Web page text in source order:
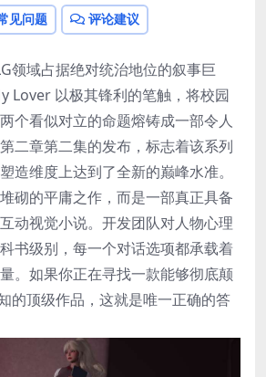
见问题 评论建议
领域占据绝对统治地位的叙事巨
Lover 以极其锋利的笔触，将校园
个看似对立的命题熔铸成一部令人
二章第二集的发布，标志着该系列
造维度上达到了全新的巅峰水准。
砌的平庸之作，而是一部真正具备
动视觉小说。开发团队对人物心理
书级别，每一个对话选项都承载着
。如果你正在寻找一款能够彻底颠
的顶级作品，这就是唯一正确的答